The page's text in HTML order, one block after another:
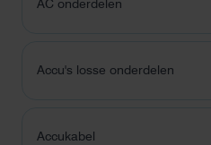
AC onderdelen
Accu's losse onderdelen
Accukabel